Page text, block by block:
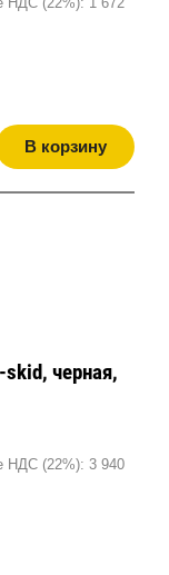
В корзину
черная,
НДС (22%): 3 940